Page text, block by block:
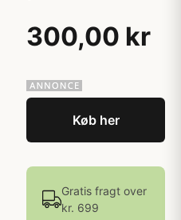
300,00 kr
Køb her
Gratis fragt over
kr. 699